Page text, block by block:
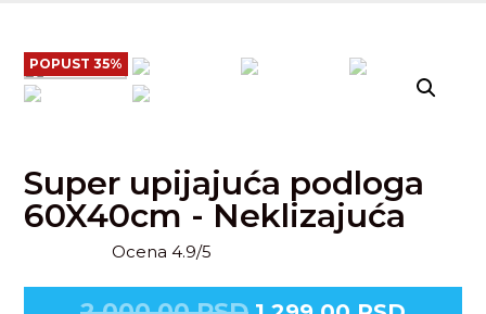
POPUST 35%
Super upijajuća podloga
60X40cm - Neklizajuća
Ocena 4.9/5